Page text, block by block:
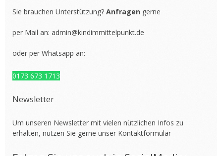
Sie brauchen Unterstützung? Anfragen gerne
per Mail an: admin@kindimmittelpunkt.de
oder per Whatsapp an:
0173 673 1713
Newsletter
Um unseren Newsletter mit vielen nützlichen Infos zu
erhalten, nutzen Sie gerne unser Kontaktformular